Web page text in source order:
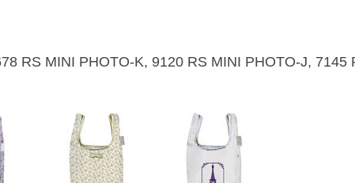
RS MINI PHOTO-K, 9120 RS MINI PHOTO-J, 7145